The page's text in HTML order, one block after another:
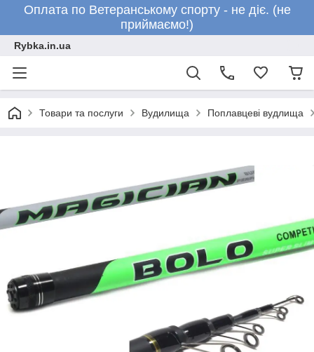
Оплата по Ветеранському спорту - не діє. (не
приймаємо!)
Rybka.in.ua
Товари та послуги Вудилища Поплавцеві вудлища